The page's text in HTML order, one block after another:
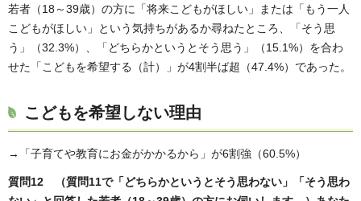
若者（18～39歳）の方に「将来こどもがほしい」または「もう一人
こどもがほしい」という気持ちがあるか尋ねたところ、「そう思
う」（32.3%）、「どちらかというとそう思う」（15.1%）を合わ
せた「こどもを希望する（計）」が4割半ば超（47.4%）であった。
こどもを希望しない理由
→「子育てや教育にお金がかかるから」が6割強（60.5%）
質問12 （質問11で「どちらかというとそう思わない」「そう思わ